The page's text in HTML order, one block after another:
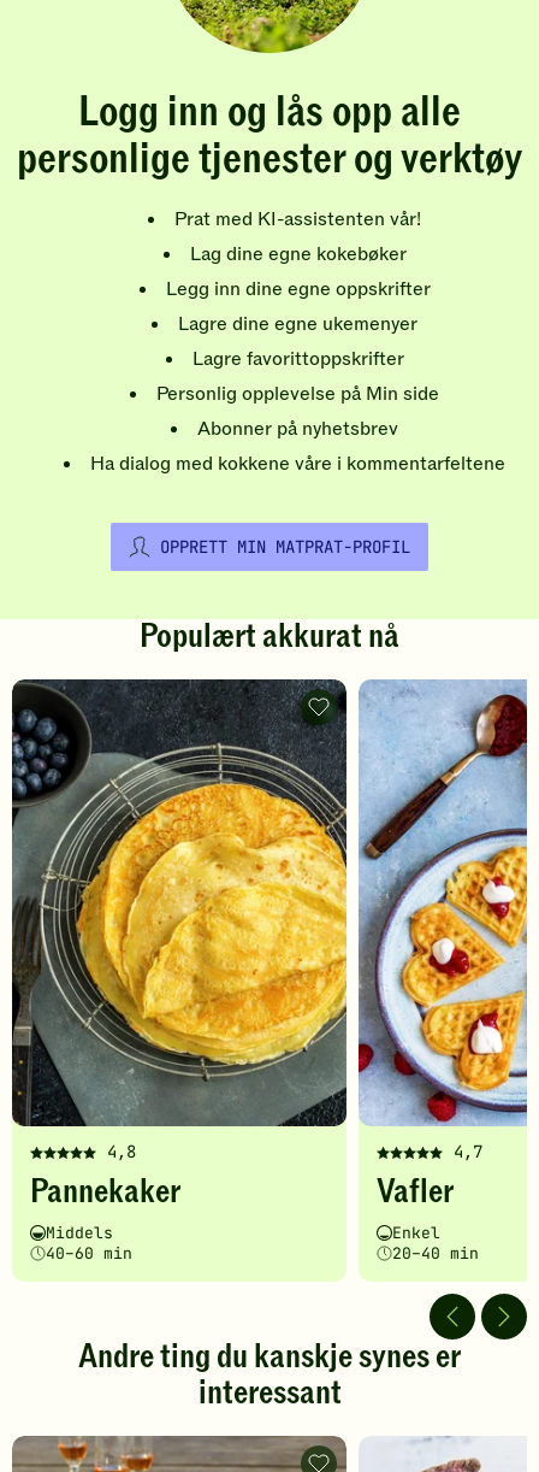
Logg inn og lås opp alle
personlige tjenester og verktøy
Prat med KI-assistenten vår!
Lag dine egne kokebøker
Legg inn dine egne oppskrifter
Lagre dine egne ukemenyer
Lagre favorittoppskrifter
Personlig opplevelse på Min side
Abonner på nyhetsbrev
Ha dialog med kokkene våre i kommentarfeltene
OPPRETT MIN MATPRAT-PROFIL
Populært akkurat nå
4,8
Denne
oppskriften
fått
5
av
stjerner.
gi
din
Pannekaker
Vanskelighetsgrad
Middels
Tilberedningstid
40–60 min
Pannekaker
-
legg
til
favoritter
4,7
Denne
oppskriften
fått
5
av
stjerner.
Klikk
gi
Vafler
Vanskelighetsgrad
Enkel
Tilberedningstid
20–40 min
Andre ting du kanskje synes er
interessant